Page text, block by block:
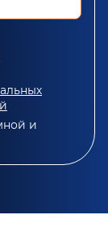
и